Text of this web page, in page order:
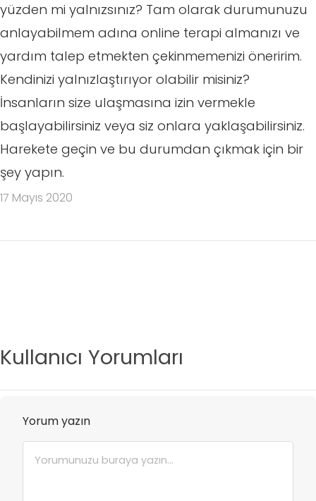
yüzden mi yalnızsınız? Tam olarak durumunuzu
anlayabilmem adına online terapi almanızı ve
yardım talep etmekten çekinmemenizi öneririm.
Kendinizi yalnızlaştırıyor olabilir misiniz?
İnsanların size ulaşmasına izin vermekle
başlayabilirsiniz veya siz onlara yaklaşabilirsiniz.
Harekete geçin ve bu durumdan çıkmak için bir
şey yapın.
17 Mayıs 2020
Kullanıcı Yorumları
Yorum yazın